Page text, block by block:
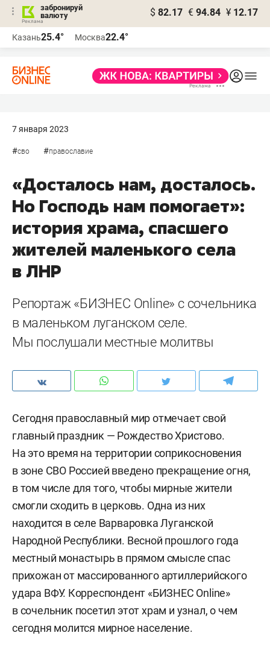
забронируй
валюту
$ 82.17 € 94.84 ¥ 12.17
Казань25.4° Москва22.4°
7 января 2023
#сво #православие
«Досталось нам, досталось.
Но Господь нам помогает»:
история храма, спасшего
жителей маленького села
в ЛНР
Репортаж «БИЗНЕС Online» с сочельника
в маленьком луганском селе.
Мы послушали местные молитвы
Сегодня православный мир отмечает свой
главный праздник — Рождество Христово.
На это время на территории соприкосновения
в зоне СВО Россией введено прекращение огня,
в том числе для того, чтобы мирные жители
смогли сходить в церковь. Одна из них
находится в селе Варваровка Луганской
Народной Республики. Весной прошлого года
местный монастырь в прямом смысле спас
прихожан от массированного артиллерийского
удара ВФУ. Корреспондент «БИЗНЕС Online»
в сочельник посетил этот храм и узнал, о чем
сегодня молится мирное население.